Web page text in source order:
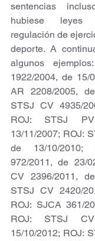
sentencias
hubiese leyes
regulación de
deporte. A
algunos
1922/2004, de 15/
AR 2208/2005,
STSJ CV 4935/
ROJ: STSJ
13/11/2007; ROJ:
de 13/10/
972/2011, de 23/
CV 2396/2011,
STSJ CV 2420/
ROJ: SJCA 361/
ROJ: STSJ
15/10/2012; ROJ: